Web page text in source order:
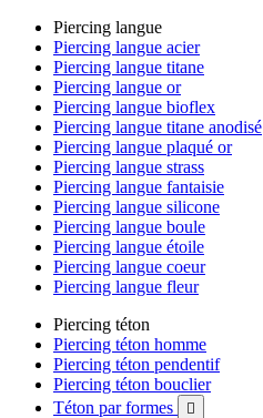
Piercing langue
Piercing langue acier
Piercing langue titane
Piercing langue or
Piercing langue bioflex
Piercing langue titane anodisé
Piercing langue plaqué or
Piercing langue strass
Piercing langue fantaisie
Piercing langue silicone
Piercing langue boule
Piercing langue étoile
Piercing langue coeur
Piercing langue fleur
Piercing téton
Piercing téton homme
Piercing téton pendentif
Piercing téton bouclier
Téton par formes
